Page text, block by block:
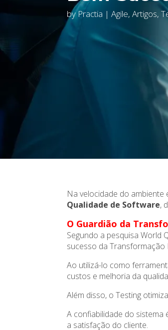
byPractia |Agile,Artigos,
Na velocidade do
Qualidade de Software,
O Guardião da
Segundo a pesquisa World
sucesso da Transformação
Ao utilizá-lo como
custos e melhoria da
Além disso, o Testing
A confiabilidade do sistema
a satisfação do cliente.